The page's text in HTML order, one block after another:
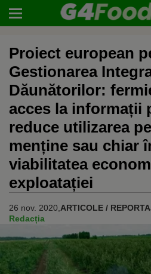
Proiect european
Gestionarea
Dăunătorilor:
acces la informații
reduce utilizarea
menține sau chiar
viabilitatea
exploatației
26 nov. 2020, ARTICOLE /
Redacția